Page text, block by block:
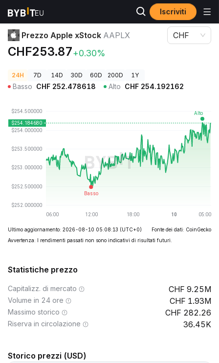
Iscriviti
Prezzi Crypto Prezzo Apple xStock AAPLX
Prezzo Apple xStock AAPLX
CHF253.87+0.30%
CHF
24H 7D 14D 30D 60D 200D 1Y
Basso CHF 252.478618 Alto CHF 254.192162
Ultimo aggiornamento: 2026-08-10 05:08:13 (UTC+0)
Fonte dei dati: CoinGecko
Avvertenza: I rendimenti passati non sono indicativi di risultati futuri.
Statistiche prezzo
Capitalizz. di mercato 9.25M
Volume in 24 ore 1.93M
Massimo storico 282.26
Riserva in circolazione 36.45K
Storico prezzi (USD)